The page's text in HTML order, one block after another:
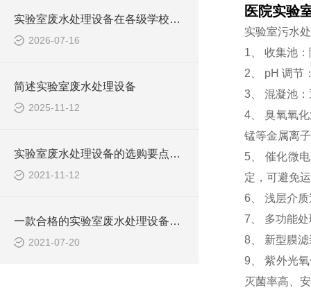
实验室废水处理设备在各级学校的应用
2026-07-16
简述实验室废水处理设备
2025-11-12
实验室废水处理设备的选购要点，你知道多少？
2021-11-12
一款合格的实验室废水处理设备有哪些性能要求和组成结构？
2021-07-20
医院实验
实验室污水
1、 收集池
2、 pH 调节
3、 混凝池
4、 臭氧氧
锰等金属离
5、 催化微
定，可避免
6、 浅层介
7、 多功能
8、 新型膜
9、 紫外光
灭菌率高、